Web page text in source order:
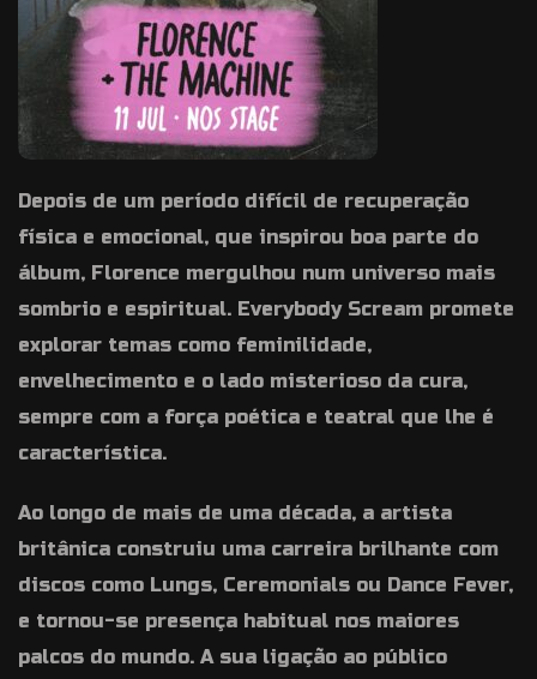
Depois de um período difícil de recuperação
física e emocional, que inspirou boa parte do
álbum, Florence mergulhou num universo mais
sombrio e espiritual. Everybody Scream promete
explorar temas como feminilidade,
envelhecimento e o lado misterioso da cura,
sempre com a força poética e teatral que lhe é
característica.
Ao longo de mais de uma década, a artista
britânica construiu uma carreira brilhante com
discos como Lungs, Ceremonials ou Dance Fever,
e tornou-se presença habitual nos maiores
palcos do mundo. A sua ligação ao público